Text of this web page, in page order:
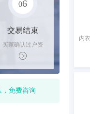
06
交易结束
买家确认过户资
料后，平台解冻
资金支付卖家
，免费咨询